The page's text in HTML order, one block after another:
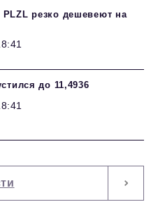
резко дешевеют на
до 11,4936